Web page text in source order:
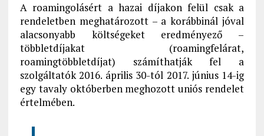
A roamingolásért a hazai díjakon felül csak a
rendeletben meghatározott – a korábbinál jóval
alacsonyabb költségeket eredményező –
többletdíjakat (roamingfelárat,
roamingtöbbletdíjat) számíthatják fel a
szolgáltatók 2016. április 30-tól 2017. június 14-ig
egy tavaly októberben meghozott uniós rendelet
értelmében.